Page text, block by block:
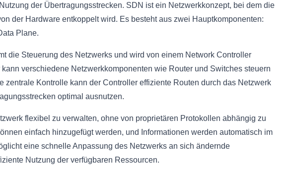
der Übertragungsstrecken. SDN ist ein Netzwerkkonzept, bei dem die
der Hardware entkoppelt wird. Es besteht aus zwei Hauptkomponenten:
Plane.
die Steuerung des Netzwerks und wird von einem Network Controller
verschiedene Netzwerkkomponenten wie Router und Switches steuern
zentrale Kontrolle kann der Controller effiziente Routen durch das Netzwerk
optimal ausnutzen.
flexibel zu verwalten, ohne von proprietären Protokollen abhängig zu
einfach hinzugefügt werden, und Informationen werden automatisch im
eine schnelle Anpassung des Netzwerks an sich ändernde
Nutzung der verfügbaren Ressourcen.